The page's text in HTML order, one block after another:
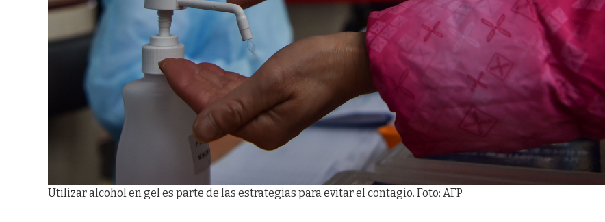
Utilizar alcohol en gel es parte de las estrategias para evitar el contagio. Foto: AFP